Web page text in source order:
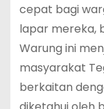
cepat bagi
lapar mereka,
Warung ini
masyarakat
berkaitan